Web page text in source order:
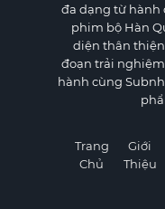
đa dạng từ hành
phim bộ Hàn
diện thân
đoạn trải
hành cùng
Trang
Chủ
Giới
Thiệu